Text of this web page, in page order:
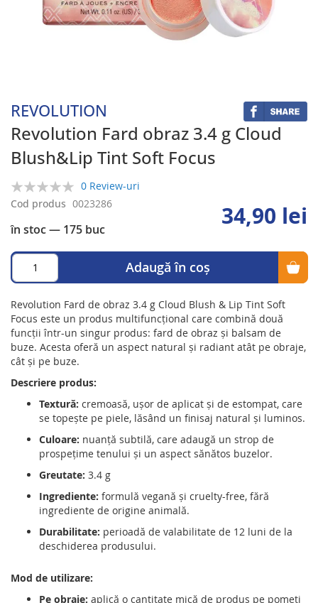
REVOLUTION
Revolution Fard obraz 3.4 g Cloud
Blush&Lip Tint Soft Focus
0%
0 Review-uri
în stoc— 175 buc
Cod produs 0023286 34,90 lei
Adaugă în coș
Revolution Fard de obraz 3.4 g Cloud Blush & Lip Tint Soft
Focus este un produs multifuncțional care combină două
funcții într-un singur produs: fard de obraz și balsam de
buze. Acesta oferă un aspect natural și radiant atât pe obraje,
cât și pe buze.
Descriere produs:
Textură: cremoasă, ușor de aplicat și de estompat, care
se topește pe piele, lăsând un finisaj natural și luminos.
Culoare: nuanță subtilă, care adaugă un strop de
prospețime tenului și un aspect sănătos buzelor.
Greutate: 3.4 g
Ingrediente: formulă vegană și cruelty-free, fără
ingrediente de origine animală.
Durabilitate: perioadă de valabilitate de 12 luni de la
deschiderea produsului.
Mod de utilizare:
Pe obraje: aplică o cantitate mică de produs pe pomeți
the
images
gallery